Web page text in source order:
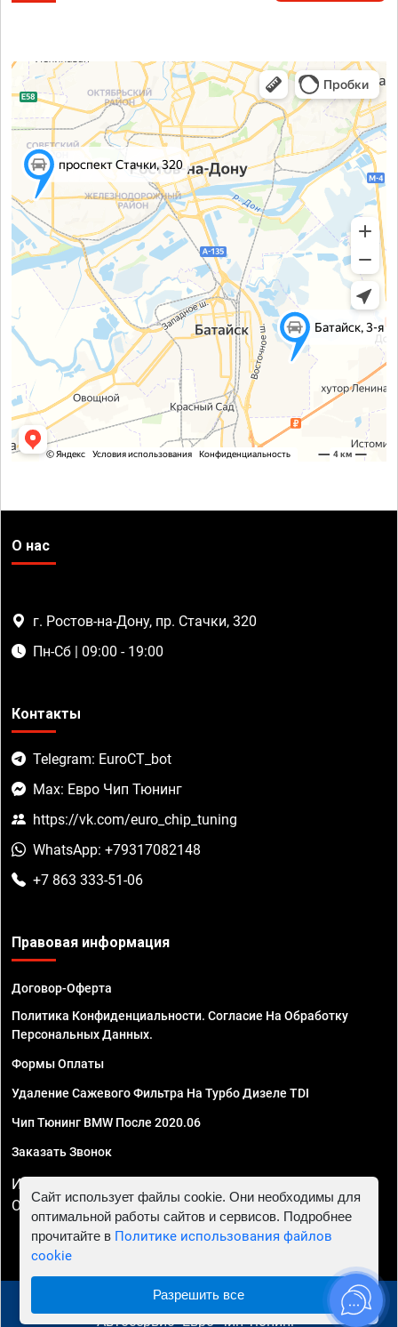
О нас
г. Ростов-на-Дону, пр. Стачки, 320
Пн-Сб | 09:00 - 19:00
Контакты
Telegram: EuroCT_bot
Max: Евро Чип Тюнинг
https://vk.com/euro_chip_tuning
WhatsApp: +79317082148
+7 863 333-51-06
Правовая информация
Договор-Оферта
Политика Конфиденциальности. Согласие На Обработку
Персональных Данных.
Формы Оплаты
Удаление Сажевого Фильтра На Турбо Дизеле TDI
Чип Тюнинг BMW После 2020.06
Заказать Звонок
ИП Смирнов Георгий Павлович. ИНН 781302555843,
ОГРНИП 324470400032610
© 2010 - 2026 Чип тюнинг в Ростове-на-Дону -
Автосервис "Евро Чип Тюнинг"
Сайт использует файлы cookie. Они необходимы для
оптимальной работы сайтов и сервисов. Подробнее
прочитайте в Политике использования файлов
cookie
Разрешить все